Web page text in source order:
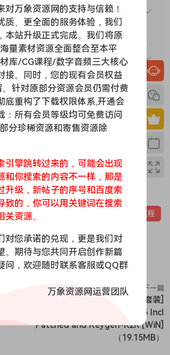
作流程
含）
system. Screeches, kicks & pro
in seconds.
ARSENAL?
is a complete production system
It combines screeches, kicks,
into one unified workflow — built to
KROSPER
and precision — not generic sounds.
to hit like a weapon and land
in minutes — no endless
and domination — the drop
that behave like a system —
包年VIP）后能升级包年（或终
通VIP会员？
借给别人用吗？
查询？
0 0
Hardcore 工程
下一篇
[Mellowmuse插件套装]
Mellowmuse Bundle 2025 Incl
Patched and Keygen-R2R [WiN]
（19.15MB）
对万象资源网的支持与信赖！
质、更全面的服务体验，我们
本站升级正式完成。我们将原
量素材资源全面整合至本平
库/CG课程/数字音频三大核心
接。同时，您的现有会员权益
针对原部分资源会员仍需付费
底重构了下载权限体系,开通会
：所有会员等级均可免费访问
分珍稀资源和寄售资源除
引擎跳转过来的，可能会出现
和你搜索的内容不一样，那是
升级，新帖子的序号和百度索
致的，你可以用关键词在搜索
资源。
对您承诺的兑现，更是我们对
。期待与您共同开启创作新篇
问，欢迎随时联系客服或QQ群
万象资源网运营团队